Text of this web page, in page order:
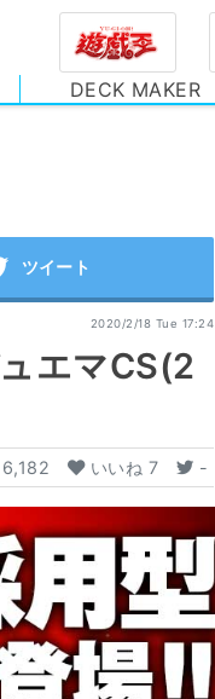
DECK MAKER
2020/2/18 Tue 17:24
エマCS(2
6,182 いいね 7 -